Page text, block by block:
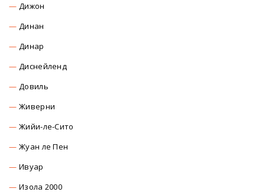
Дижон
Динан
Динар
Диснейленд
Довиль
Живерни
Жийи-ле-Сито
Жуан ле Пен
Ивуар
Изола 2000